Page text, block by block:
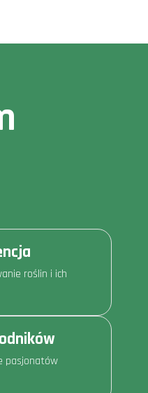
roślin i ich
pasjonatów